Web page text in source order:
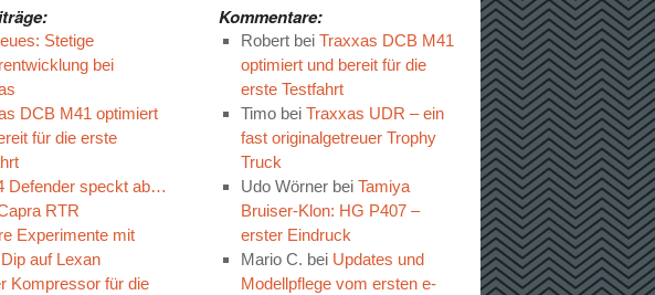
Stetige
bei
DCB M41 optimiert
für die erste
Defender speckt ab…
RTR
Experimente mit
auf Lexan
Kompressor für die
Kommentare:
Robertbei Traxxas DCB M41
optimiert und bereit für die
erste Testfahrt
Timobei Traxxas UDR – ein
fast originalgetreuer Trophy
Truck
Udo Wörnerbei Tamiya
Bruiser-Klon: HG P407 –
erster Eindruck
Mario C. bei Updates und
Modellpflege vom ersten e-